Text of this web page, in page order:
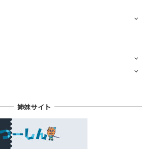
姉妹サイト